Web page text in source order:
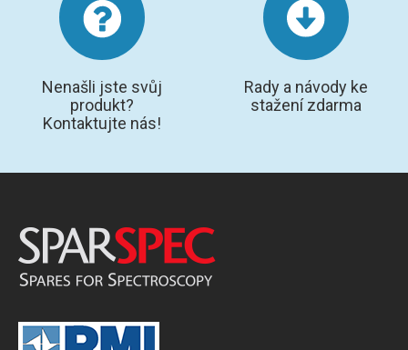
Nenašli jste svůj
produkt?
Kontaktujte nás!
Rady a návody ke
stažení zdarma